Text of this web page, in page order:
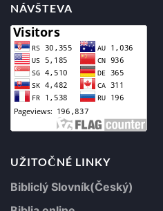
NÁVŠTEVA
UŽITOČNÉ LINKY
Bibliclý Slovník(Český)